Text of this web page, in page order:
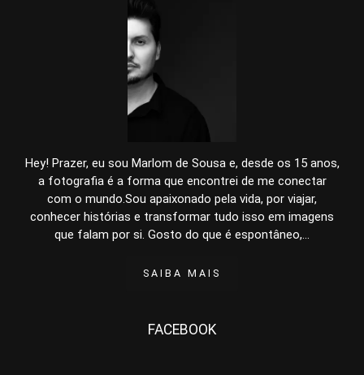
Hey! Prazer, eu sou Marlom de Sousa e, desde os 15 anos,
a fotografia é a forma que encontrei de me conectar
com o mundo.Sou apaixonado pela vida, por viajar,
conhecer histórias e transformar tudo isso em imagens
que falam por si. Gosto do que é espontâneo,...
SAIBA MAIS
FACEBOOK